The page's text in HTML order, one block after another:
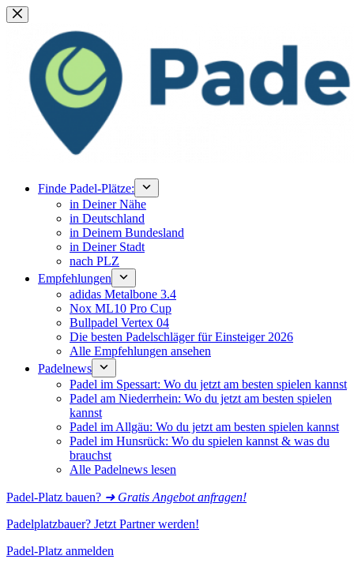
Zum
Inhalt
springen
Finde Padel-Plätze:
in Deiner Nähe
in Deutschland
in Deinem Bundesland
in Deiner Stadt
nach PLZ
Empfehlungen
adidas Metalbone 3.4
Nox ML10 Pro Cup
Bullpadel Vertex 04
Die besten Padelschläger für Einsteiger 2026
Alle Empfehlungen ansehen
Padelnews
Padel im Spessart: Wo du jetzt am besten spielen kannst
Padel am Niederrhein: Wo du jetzt am besten spielen
kannst
Padel im Allgäu: Wo du jetzt am besten spielen kannst
Padel im Hunsrück: Wo du spielen kannst & was du
brauchst
Alle Padelnews lesen
Padel-Platz bauen? ➜ Gratis Angebot anfragen!
Padelplatzbauer? Jetzt Partner werden!
Padel-Platz anmelden